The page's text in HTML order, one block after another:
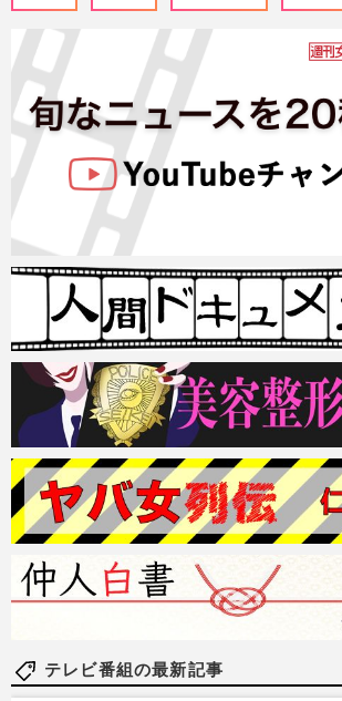
テレビ番組の最新記事